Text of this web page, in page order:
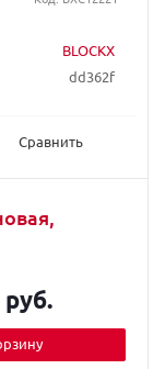
BLOCKX
dd362f
Сравнить